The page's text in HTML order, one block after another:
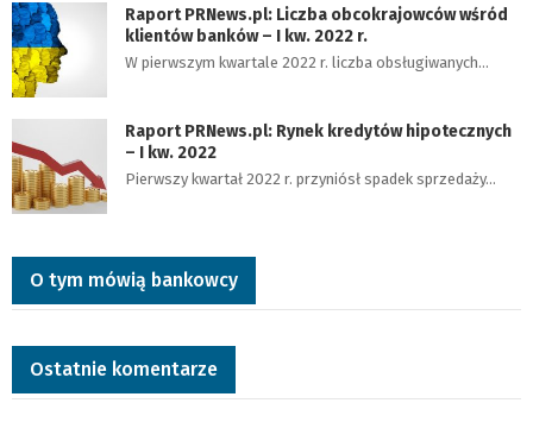
Raport PRNews.pl: Liczba obcokrajowców wśród
klientów banków – I kw. 2022 r.
W pierwszym kwartale 2022 r. liczba obsługiwanych…
Raport PRNews.pl: Rynek kredytów hipotecznych
– I kw. 2022
Pierwszy kwartał 2022 r. przyniósł spadek sprzedaży…
O tym mówią bankowcy
Ostatnie komentarze